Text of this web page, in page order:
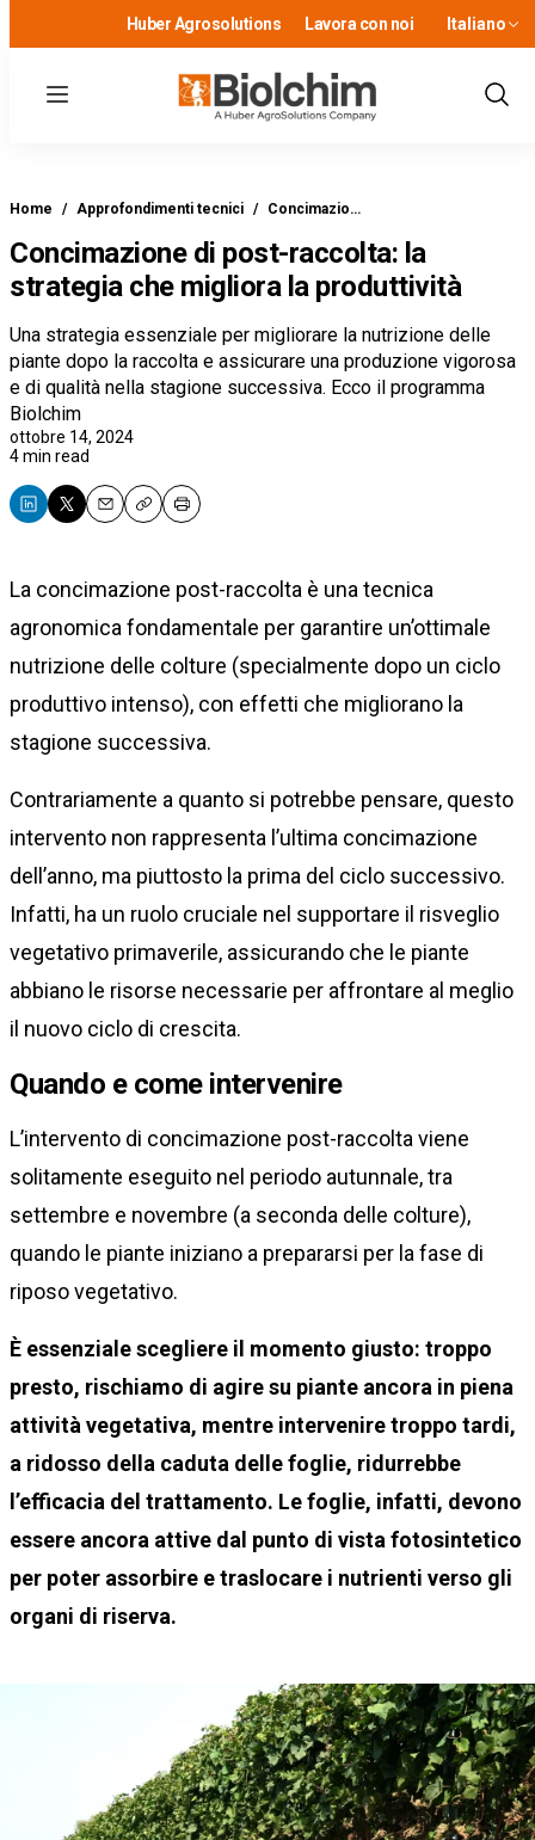
Huber Agrosolutions Lavora con noi Italiano
Menu
Show
Home / Approfondimenti tecnici / Concimazio…
Concimazione di post-raccolta: la
strategia che migliora la produttività
Una strategia essenziale per migliorare la nutrizione delle
piante dopo la raccolta e assicurare una produzione vigorosa
e di qualità nella stagione successiva. Ecco il programma
Biolchim
ottobre 14, 2024
4 min read
EmailCopyPrint
La concimazione post-raccolta è una tecnica
agronomica fondamentale per garantire un’ottimale
nutrizione delle colture (specialmente dopo un ciclo
produttivo intenso), con effetti che migliorano la
stagione successiva.
Contrariamente a quanto si potrebbe pensare, questo
intervento non rappresenta l’ultima concimazione
dell’anno, ma piuttosto la prima del ciclo successivo.
Infatti, ha un ruolo cruciale nel supportare il risveglio
vegetativo primaverile, assicurando che le piante
abbiano le risorse necessarie per affrontare al meglio
il nuovo ciclo di crescita.
Quando e come intervenire
L’intervento di concimazione post-raccolta viene
solitamente eseguito nel periodo autunnale, tra
settembre e novembre (a seconda delle colture),
quando le piante iniziano a prepararsi per la fase di
riposo vegetativo.
È essenziale scegliere il momento giusto: troppo
presto, rischiamo di agire su piante ancora in piena
attività vegetativa, mentre intervenire troppo tardi,
a ridosso della caduta delle foglie, ridurrebbe
l’efficacia del trattamento. Le foglie, infatti, devono
essere ancora attive dal punto di vista fotosintetico
per poter assorbire e traslocare i nutrienti verso gli
organi di riserva.